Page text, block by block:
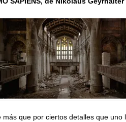
más que por ciertos detalles que